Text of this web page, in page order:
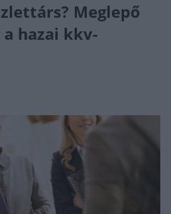
Meglepő
hazai kkv-